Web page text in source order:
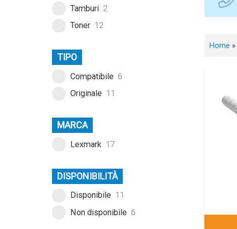
Tamburi 2
Toner 12
TIPO
Compatibile 6
Originale 11
MARCA
Lexmark 17
DISPONIBILITÀ
Disponibile 11
Non disponibile 6
Home »